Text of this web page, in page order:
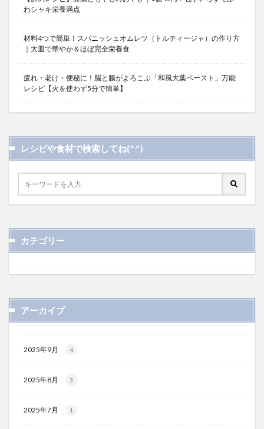
わシャキ栄養満点
材料4つで簡単！スパニッシュオムレツ（トルティージャ）の作り方
｜大皿で華やか＆ほぼ完全栄養食
疲れ・老け・便秘に！脳と腸がよろこぶ「和風大葉ペースト」万能
レシピ【火を使わず5分で簡単】
レシピや食材で検索してね(^^)
カテゴリー
アーカイブ
2025年9月 4
2025年8月 3
2025年7月 1